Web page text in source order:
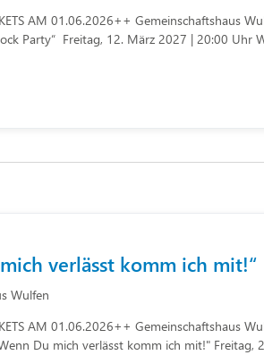
AM 01.06.2026++ Gemeinschaftshaus
Party“ Freitag, 12. März 2027 | 20:00 Uhr
verlässt komm ich mit!“
Wulfen
AM 01.06.2026++ Gemeinschaftshaus
Du mich verlässt komm ich mit!" Freitag,